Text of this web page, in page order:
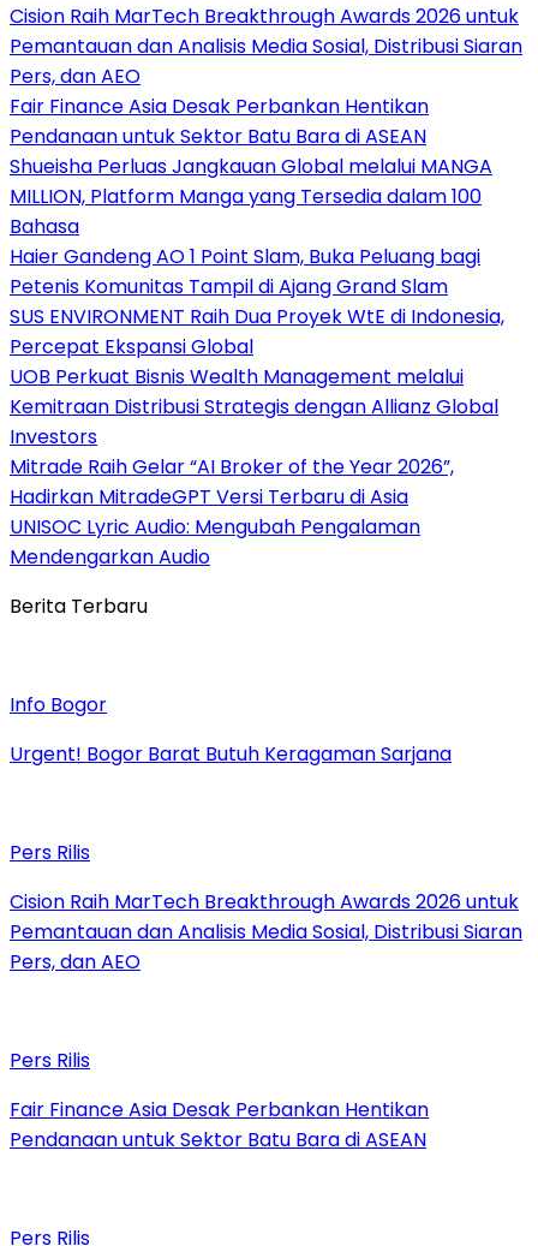
Cision Raih MarTech Breakthrough Awards 2026 untuk
Pemantauan dan Analisis Media Sosial, Distribusi Siaran
Pers, dan AEO
Fair Finance Asia Desak Perbankan Hentikan
Pendanaan untuk Sektor Batu Bara di ASEAN
Shueisha Perluas Jangkauan Global melalui MANGA
MILLION, Platform Manga yang Tersedia dalam 100
Bahasa
Haier Gandeng AO 1 Point Slam, Buka Peluang bagi
Petenis Komunitas Tampil di Ajang Grand Slam
SUS ENVIRONMENT Raih Dua Proyek WtE di Indonesia,
Percepat Ekspansi Global
UOB Perkuat Bisnis Wealth Management melalui
Kemitraan Distribusi Strategis dengan Allianz Global
Investors
Mitrade Raih Gelar “AI Broker of the Year 2026”,
Hadirkan MitradeGPT Versi Terbaru di Asia
UNISOC Lyric Audio: Mengubah Pengalaman
Mendengarkan Audio
Berita Terbaru
Info Bogor
Urgent! Bogor Barat Butuh Keragaman Sarjana
Pers Rilis
Cision Raih MarTech Breakthrough Awards 2026 untuk
Pemantauan dan Analisis Media Sosial, Distribusi Siaran
Pers, dan AEO
Pers Rilis
Fair Finance Asia Desak Perbankan Hentikan
Pendanaan untuk Sektor Batu Bara di ASEAN
Pers Rilis